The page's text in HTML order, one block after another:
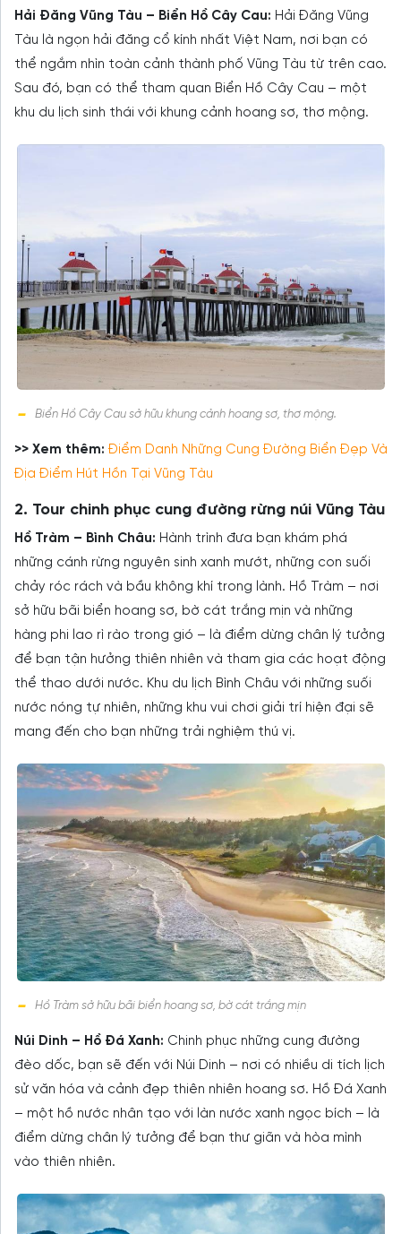
Hải Đăng Vũng Tàu – Biển Hồ Cây Cau: Hải Đăng Vũng
Tàu là ngọn hải đăng cổ kính nhất Việt Nam, nơi bạn có
thể ngắm nhìn toàn cảnh thành phố Vũng Tàu từ trên cao.
Sau đó, bạn có thể tham quan Biển Hồ Cây Cau – một
khu du lịch sinh thái với khung cảnh hoang sơ, thơ mộng.
Biển Hồ Cây Cau sở hữu khung cảnh hoang sơ, thơ mộng.
>> Xem thêm: Điểm Danh Những Cung Đường Biển Đẹp Và
Địa Điểm Hút Hồn Tại Vũng Tàu
2. Tour chinh phục cung đường rừng núi Vũng Tàu
Hồ Tràm – Bình Châu: Hành trình đưa bạn khám phá
những cánh rừng nguyên sinh xanh mướt, những con suối
chảy róc rách và bầu không khí trong lành. Hồ Tràm – nơi
sở hữu bãi biển hoang sơ, bờ cát trắng mịn và những
hàng phi lao rì rào trong gió – là điểm dừng chân lý tưởng
để bạn tận hưởng thiên nhiên và tham gia các hoạt động
thể thao dưới nước. Khu du lịch Bình Châu với những suối
nước nóng tự nhiên, những khu vui chơi giải trí hiện đại sẽ
mang đến cho bạn những trải nghiệm thú vị.
Hồ Tràm sở hữu bãi biển hoang sơ, bờ cát trắng mịn
Núi Dinh – Hồ Đá Xanh: Chinh phục những cung đường
đèo dốc, bạn sẽ đến với Núi Dinh – nơi có nhiều di tích lịch
sử văn hóa và cảnh đẹp thiên nhiên hoang sơ. Hồ Đá Xanh
– một hồ nước nhân tạo với làn nước xanh ngọc bích – là
điểm dừng chân lý tưởng để bạn thư giãn và hòa mình
vào thiên nhiên.